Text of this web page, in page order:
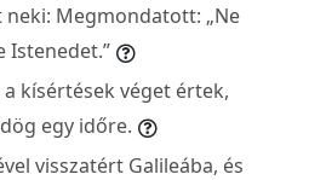
neki: Megmondatott: „Ne
Istenedet.”
kísértések véget értek,
egy időre.
visszatért Galileába, és